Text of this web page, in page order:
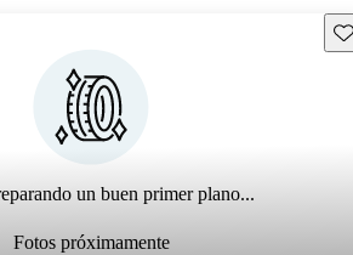
un buen primer plano...
Fotos próximamente